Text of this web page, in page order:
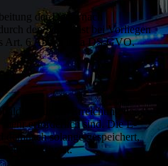
der Daten nach
den Nutzer ist bei Vorliegen
Art. 6 Abs. 1 lit. a DS-GVO.
sie für die Erreichung des
erforderlich sind. Die E-
demnach solange gespeichert,
aktiv ist.